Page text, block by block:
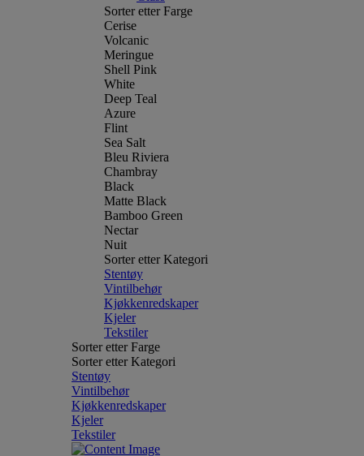
Sorter etter Farge
Cerise
Volcanic
Meringue
Shell Pink
White
Deep Teal
Azure
Flint
Sea Salt
Bleu Riviera
Chambray
Black
Matte Black
Bamboo Green
Nectar
Nuit
Sorter etter Kategori
Stentøy
Vintilbehør
Kjøkkenredskaper
Kjeler
Tekstiler
Sorter etter Farge
Sorter etter Kategori
Stentøy
Vintilbehør
Kjøkkenredskaper
Kjeler
Tekstiler